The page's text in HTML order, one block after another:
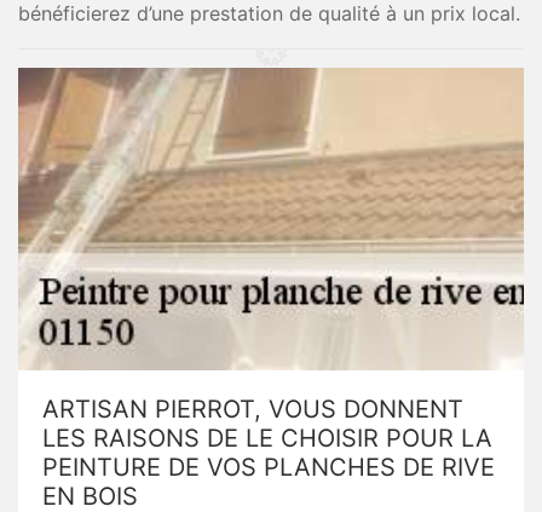
bénéficierez d’une prestation de qualité à un prix local.
ARTISAN PIERROT, VOUS DONNENT
LES RAISONS DE LE CHOISIR POUR LA
PEINTURE DE VOS PLANCHES DE RIVE
EN BOIS